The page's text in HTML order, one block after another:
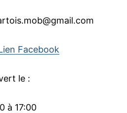
Facebook
le :
à 17:00